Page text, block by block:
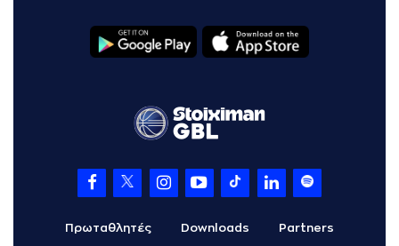
Πρωταθλητές Downloads Partners